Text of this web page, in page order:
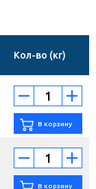
Кол-во (кг)